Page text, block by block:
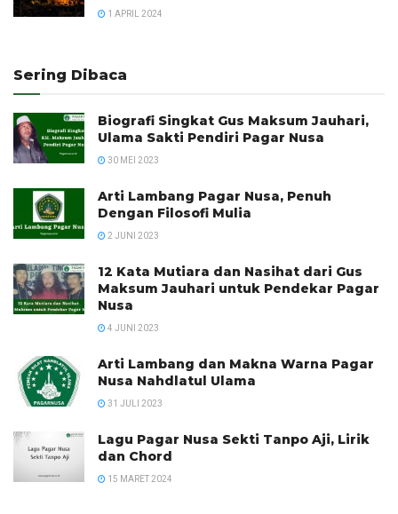
1 APRIL 2024
Sering Dibaca
Biografi Singkat Gus Maksum Jauhari,
Ulama Sakti Pendiri Pagar Nusa
30 MEI 2023
Arti Lambang Pagar Nusa, Penuh
Dengan Filosofi Mulia
2 JUNI 2023
12 Kata Mutiara dan Nasihat dari Gus
Maksum Jauhari untuk Pendekar Pagar
Nusa
4 JUNI 2023
Arti Lambang dan Makna Warna Pagar
Nusa Nahdlatul Ulama
31 JULI 2023
Lagu Pagar Nusa Sekti Tanpo Aji, Lirik
dan Chord
15 MARET 2024